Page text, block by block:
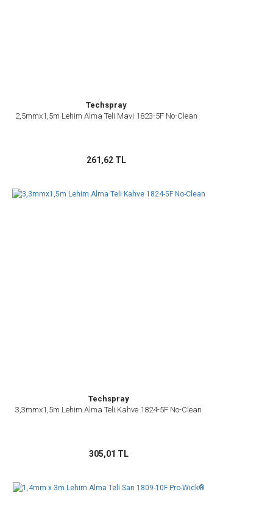
Techspray
2,5mmx1,5m Lehim Alma Teli Mavi 1823-5F No-Clean
261,62 TL
Techspray
3,3mmx1,5m Lehim Alma Teli Kahve 1824-5F No-Clean
305,01 TL